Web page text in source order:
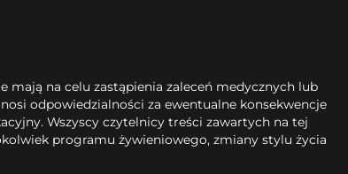
mają na celu zastąpienia zaleceń medycznych lub
odpowiedzialności za ewentualne konsekwencje
Wszyscy czytelnicy treści zawartych na tej
programu żywieniowego, zmiany stylu życia